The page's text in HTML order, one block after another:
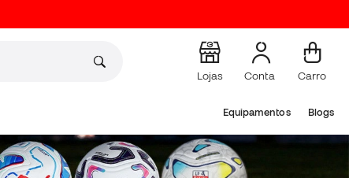
Lojas Conta Carro
Equipamentos Blogs